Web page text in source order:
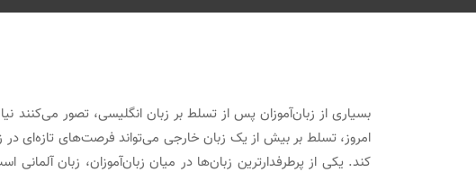
بسیاری از زبان‌آموزان پس از تسلط بر زبان انگلیسی، تصور می‌کنند
امروز، تسلط بر بیش از یک زبان خارجی می‌تواند فرصت‌های تازه‌ای در
کند. یکی از پرطرفدارترین زبان‌ها در میان زبان‌آموزان، زبان